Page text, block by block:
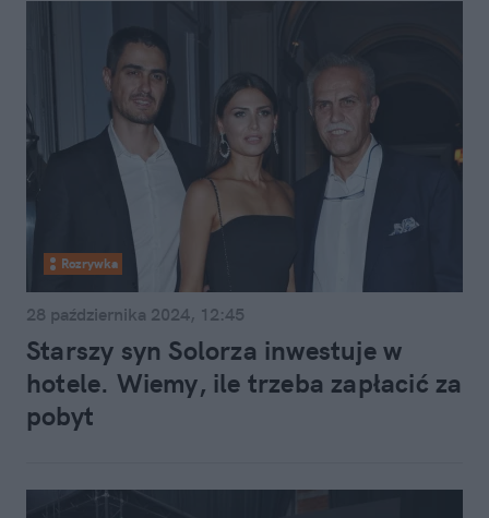
Rozrywka
28 października 2024, 12:45
Starszy syn Solorza inwestuje w
hotele. Wiemy, ile trzeba zapłacić za
pobyt